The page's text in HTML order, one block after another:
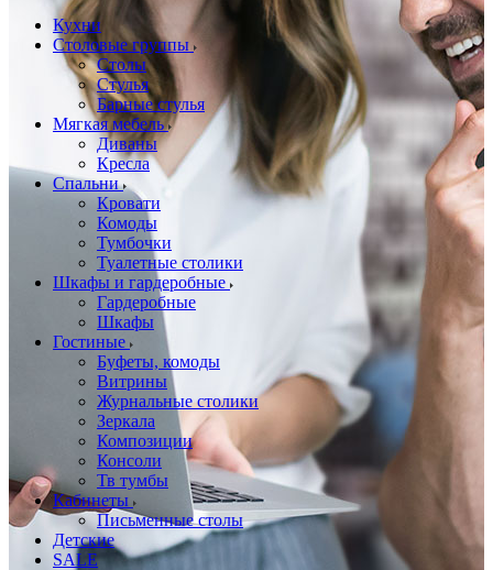
Кухни
Столовые группы
Столы
Стулья
Барные стулья
Мягкая мебель
Диваны
Кресла
Спальни
Кровати
Комоды
Тумбочки
Туалетные столики
Шкафы и гардеробные
Гардеробные
Шкафы
Гостиные
Буфеты, комоды
Витрины
Журнальные столики
Зеркала
Композиции
Консоли
Тв тумбы
Кабинеты
Письменные столы
Детские
SALE